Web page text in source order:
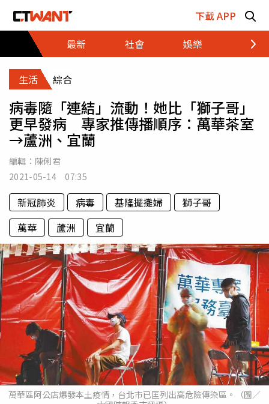
下載 APP
最新
社會 娛樂 財經
生活 綜合
病毒隨「連結」流動！她比「獅子哥」
更早發病 專家推傳播順序：萬華茶室
→蘆洲、宜蘭
編輯： 陳俐君
2021-05-14 07:35
新冠肺炎 病毒 基隆擺攤婦
獅子哥
萬華
蘆洲 宜蘭
萬華區阿公店爆發本土疫情，台北市已匡列出高危險傳染區。（圖／